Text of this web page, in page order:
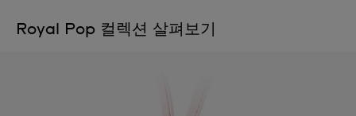
Royal Pop 컬렉션 살펴보기